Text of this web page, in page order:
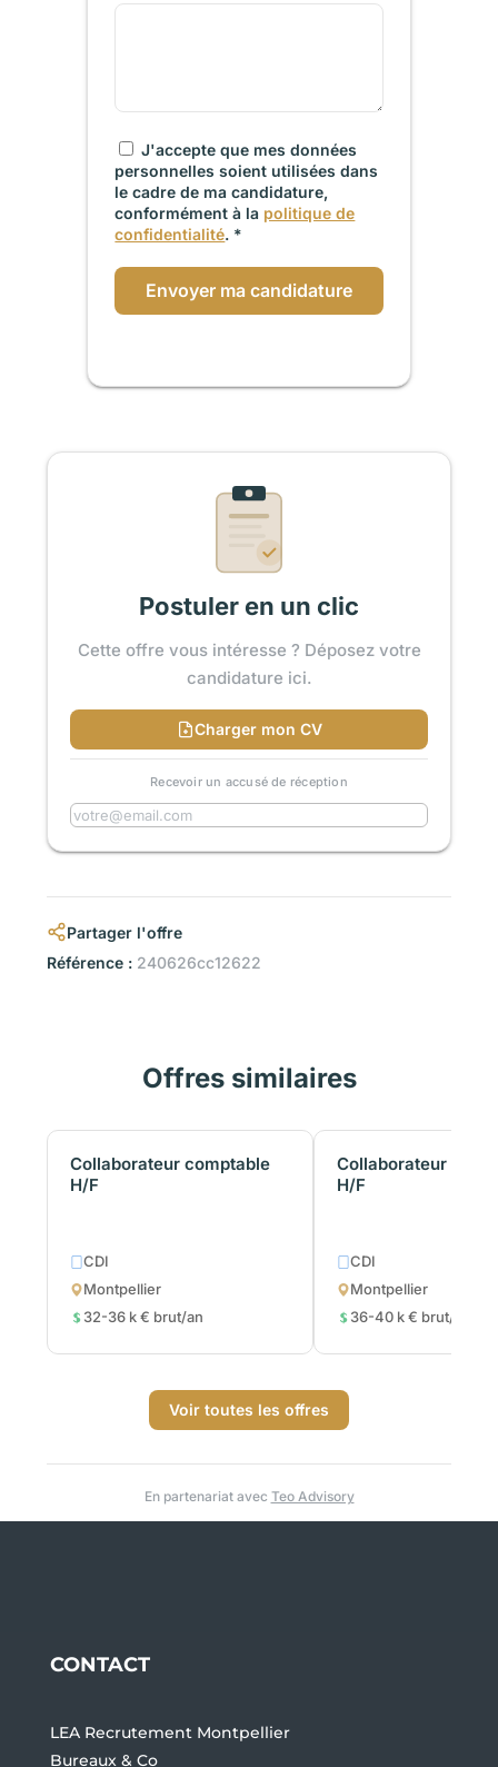
J'accepte que mes données
personnelles soient utilisées dans
le cadre de ma candidature,
conformément à la politique de
confidentialité. *
Envoyer ma candidature
Postuler en un clic
Cette offre vous intéresse ? Déposez votre
candidature ici.
Charger mon CV
Recevoir un accusé de réception
Partager l'offre
Référence : 240626cc12622
Offres similaires
Collaborateur comptable
H/F
CDI
Montpellier
32-36 k € brut/an
Collaborateur
H/F
CDI
Montpellier
36-40 k € brut/an
Voir toutes les offres
En partenariat avec Teo Advisory
CONTACT
LEA Recrutement Montpellier
Bureaux & Co